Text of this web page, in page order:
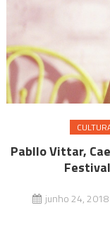
Pabllo Vittar,
junho 24, 2018